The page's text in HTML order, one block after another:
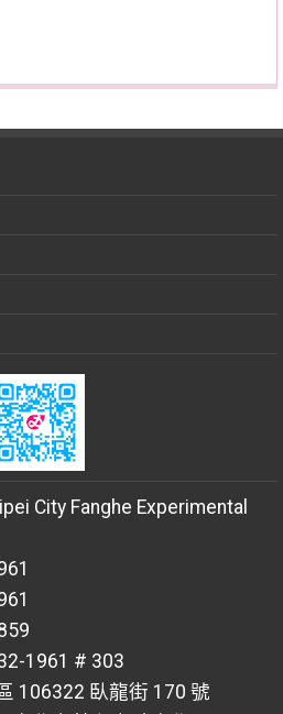
City Fanghe Experimental
1961 # 303
106322 臥龍街 170 號